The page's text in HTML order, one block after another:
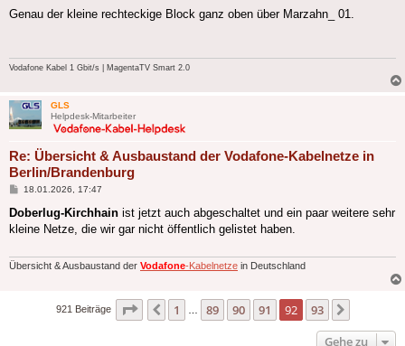
Genau der kleine rechteckige Block ganz oben über Marzahn_ 01.
Vodafone Kabel 1 Gbit/s | MagentaTV Smart 2.0
GLS
Helpdesk-Mitarbeiter
Re: Übersicht & Ausbaustand der Vodafone-Kabelnetze in
Berlin/Brandenburg
Beitrag
18.01.2026, 17:47
Doberlug-Kirchhain ist jetzt auch abgeschaltet und ein paar weitere sehr
kleine Netze, die wir gar nicht öffentlich gelistet haben.
Übersicht & Ausbaustand der Vodafone-Kabelnetze in Deutschland
921 Beiträge Seite 92 von93
Vorherige
1 89 90 91 92 93
Gehe zu